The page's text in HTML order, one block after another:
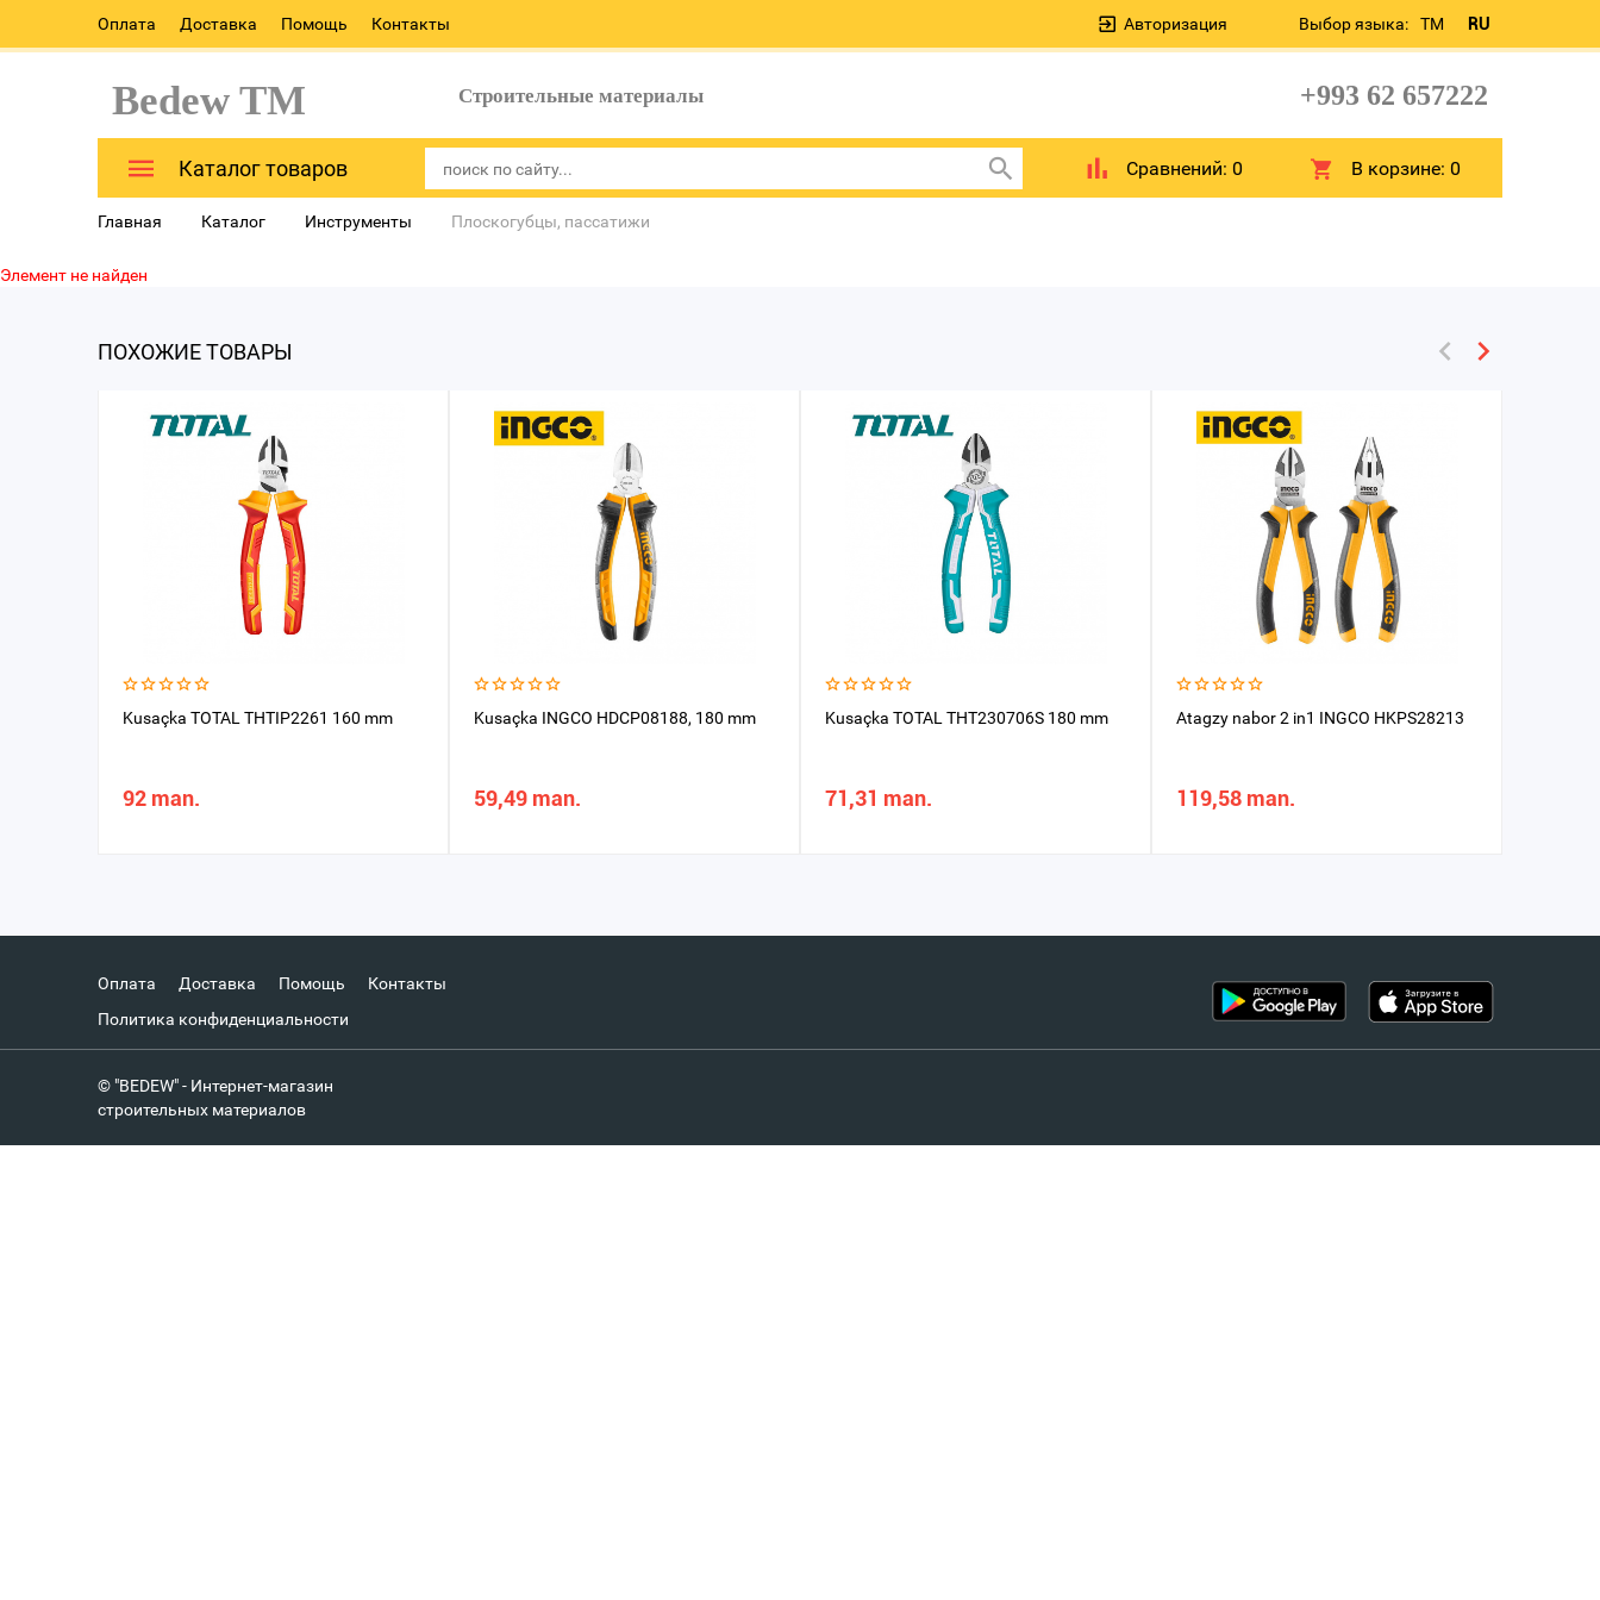
Оплата Доставка Помощь Контакты Выбор языка: TM RU
Авторизация
Bedew TM Строительные материалы +993 62 657222
Каталог товаров Сравнений: 0 В корзине:0
Главная Каталог Инструменты Плоскогубцы, пассатижи
Элемент не найден
ПОХОЖИЕ ТОВАРЫ
Kusaçka TOTAL THTIP2261 160 mm
92 man.
Kusaçka INGCO HDCP08188, 180 mm
59,49 man.
Kusaçka TOTAL THT230706S 180 mm
71,31 man.
Atagzy nabor 2 in1 INGCO HKPS28213
119,58 man.
Оплата Доставка Помощь
Контакты
Политика конфиденциальности
© "BEDEW" - Интернет-магазин
строительных материалов